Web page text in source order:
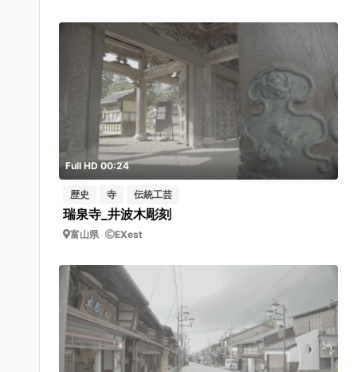
Full HD 00:24
歴史 寺 伝統工芸
瑞泉寺_井波木彫刻
富山県 EXest